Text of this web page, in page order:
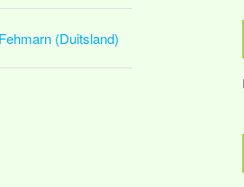
(Duitsland)